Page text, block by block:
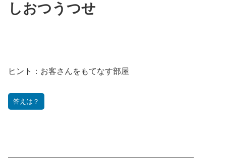
しおつうつせ
ヒント： お客さんをもてなす部屋
答えは？
———————————————————————